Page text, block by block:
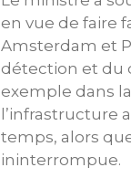
en vue de faire
Amsterdam et
détection et du
exemple dans
l’infrastructure
temps, alors
ininterrompue.